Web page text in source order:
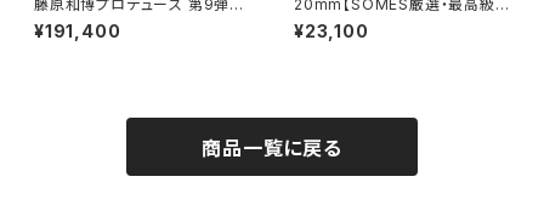
藤原和博プロデュース 第9弾
有田焼の名門窯元 しん窯 がつ
くる 有田焼 を搭載した待望のφ
¥191,400
20mm【SOMES厳選・最高級フ
ランス製ソフトカーフ】 ソメス
職人手作り 4mm厚の時計バン
¥23,100
商品一覧に戻る